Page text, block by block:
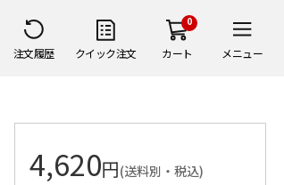
注文履歴 クイック注文
0
カート メニュー
4,620円(送料別・税込)